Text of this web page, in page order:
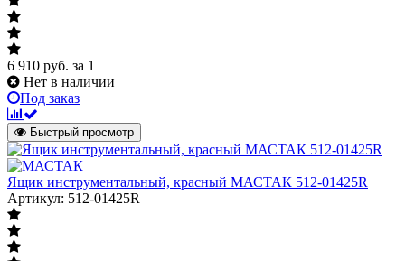
6 910 руб. за 1
Нет в наличии
Под заказ
Быстрый просмотр
Ящик инструментальный, красный МАСТАК 512-01425R
Артикул: 512-01425R